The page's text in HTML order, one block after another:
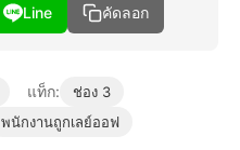
Line คัดลอก
แท็ก:
ช่อง 3
พนักงานถูกเลย์ออฟ